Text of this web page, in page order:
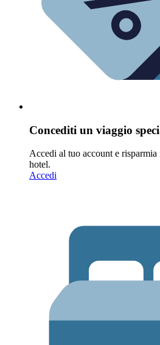
Concediti un viaggio
Accedi al tuo account e
hotel.
Accedi